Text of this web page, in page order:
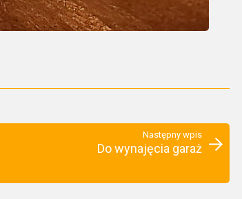
Następny wpis
Do wynajęcia garaż